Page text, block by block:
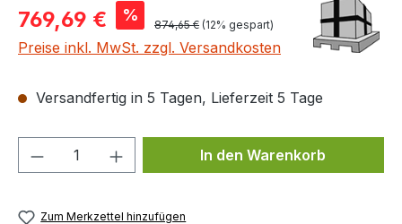
Verkaufspreis:
769,69 € % Regulärer Preis:
874,65 € (12% gespart)
Preise inkl. MwSt. zzgl. Versandkosten
Versandfertig in 5 Tagen, Lieferzeit 5 Tage
Produkt Anzahl: Gib denIn den Warenkorb
Zum Merkzettel hinzufügen